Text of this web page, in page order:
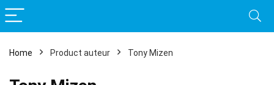
Home Product auteur Tony Mizen